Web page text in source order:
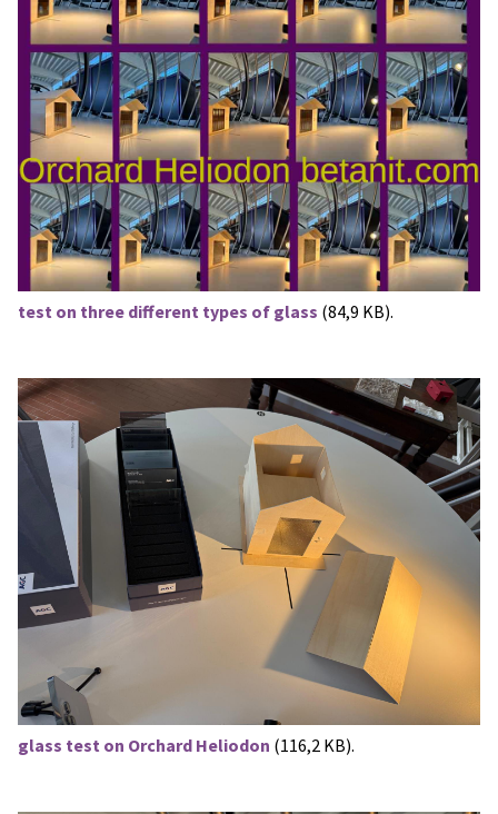
test on three different types of glass (84,9 KB).
glass test on Orchard Heliodon (116,2 KB).